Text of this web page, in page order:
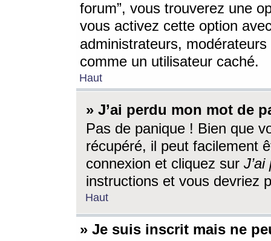
forum”, vous trouverez une
vous activez cette option
administrateurs,
comme un utilisateur caché.
Haut
» J’ai perdu mon mot de
Pas de panique ! Bien que
récupéré, il peut facilement
connexion et cliquez sur
instructions et vous devriez
Haut
» Je suis inscrit mais ne